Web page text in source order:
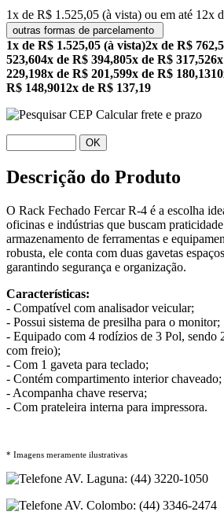
1x de R$ 1.525,05 (à vista) ou em até 12x
outras formas de parcelamento
1x de R$ 1.525,05 (à vista)2x de R$
523,604x de R$ 394,805x de R$ 317,52
229,198x de R$ 201,599x de R$ 180,13
R$ 148,9012x de R$ 137,19
Calcular frete e prazo
OK
Descrição do Produto
O Rack Fechado Fercar R-4 é a escolha
oficinas e indústrias que buscam
armazenamento de ferramentas e
robusta, ele conta com duas gavetas
garantindo segurança e organização.
Características:
- Compatível com analisador veicular;
- Possui sistema de presilha para o monitor;
- Equipado com 4 rodízios de 3 Pol, sendo
com freio);
- Com 1 gaveta para teclado;
- Contém compartimento interior chaveado;
- Acompanha chave reserva;
- Com prateleira interna para impressora.
* Imagens meramente ilustrativas
AV. Laguna: (44) 3220-1050
AV. Colombo: (44) 3346-2474